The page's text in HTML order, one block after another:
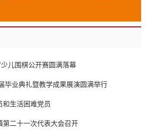
儿围棋公开赛圆满落幕
毕业典礼暨教学成果展演圆满举行
和生活困难党员
第二十一次代表大会召开